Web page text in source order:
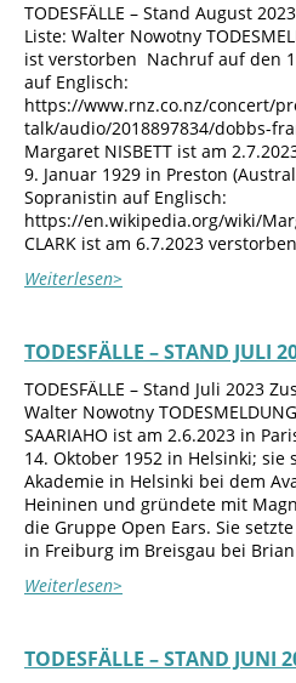
TODESFÄLLE – Stand August
Liste: Walter Nowotny
ist verstorben Nachruf auf den
auf Englisch:
https://www.rnz.co.nz/concert/
talk/audio/2018897834/dobbs-
Margaret NISBETT ist am
9. Januar 1929 in Preston
Sopranistin auf Englisch:
https://en.wikipedia.org/wiki/
CLARK ist am 6.7.2023
Weiterlesen>
TODESFÄLLE – STAND JULI
TODESFÄLLE – Stand Juli 2023
Walter Nowotny
SAARIAHO ist am 2.6.2023 in
14. Oktober 1952 in Helsinki;
Akademie in Helsinki bei dem
Heininen und gründete mit
die Gruppe Open Ears. Sie
in Freiburg im Breisgau bei
Weiterlesen>
TODESFÄLLE – STAND JUNI